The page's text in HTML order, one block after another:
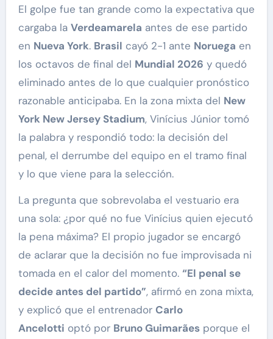
El golpe fue tan grande como la expectativa que
cargaba la Verdeamarela antes de ese partido
en Nueva York. Brasil cayó 2-1 ante Noruega en
los octavos de final del Mundial 2026 y quedó
eliminado antes de lo que cualquier pronóstico
razonable anticipaba. En la zona mixta del New
York New Jersey Stadium, Vinícius Júnior tomó
la palabra y respondió todo: la decisión del
penal, el derrumbe del equipo en el tramo final
y lo que viene para la selección.
La pregunta que sobrevolaba el vestuario era
una sola: ¿por qué no fue Vinícius quien ejecutó
la pena máxima? El propio jugador se encargó
de aclarar que la decisión no fue improvisada ni
tomada en el calor del momento. “El penal se
decide antes del partido”, afirmó en zona mixta,
y explicó que el entrenador Carlo
Ancelotti optó por Bruno Guimarãesporque el